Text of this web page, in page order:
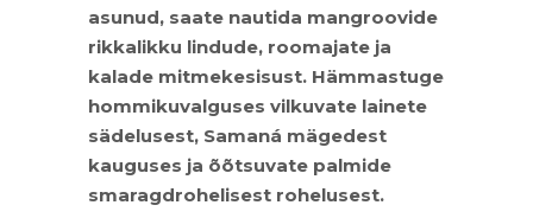
asunud, saate nautida mangroovide
rikkalikku lindude, roomajate ja
kalade mitmekesisust. Hämmastuge
hommikuvalguses vilkuvate lainete
sädelusest, Samaná mägedest
kauguses ja õõtsuvate palmide
smaragdrohelisest rohelusest.